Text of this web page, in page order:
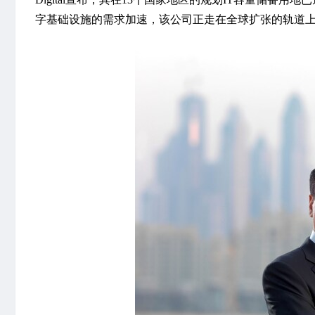
字基础设施的需求加速，该公司正走在全球扩张的轨道